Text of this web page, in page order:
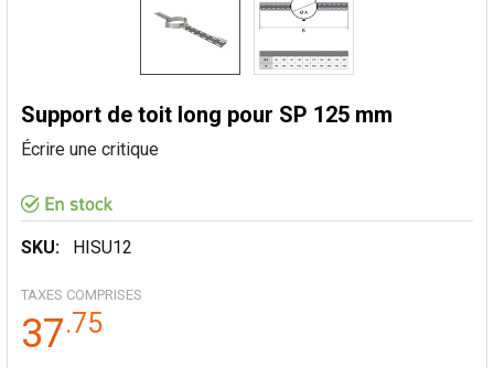
Support de toit long pour SP 125 mm
Écrire une critique
SKU: HISU12
TAXES COMPRISES
37.75